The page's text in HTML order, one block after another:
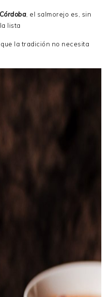
, el salmorejo es, sin
lista
la tradición no necesita